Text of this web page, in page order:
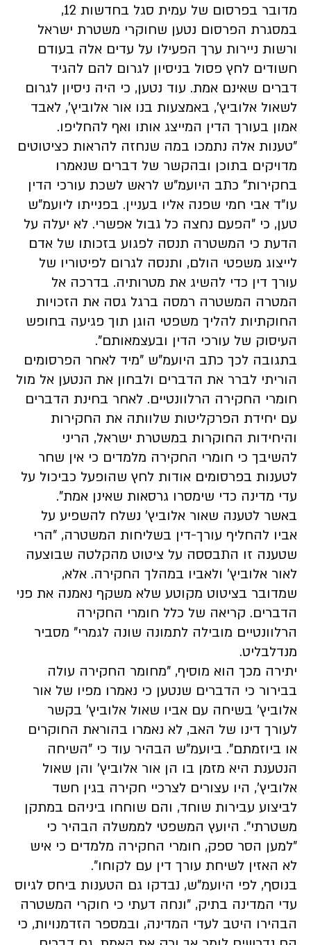
מדובר בפרסום של עמית סגל בחדשות 12,
במסגרת הפרסום נטען שחוקרי משטרת ישראל
ורשות ניירות ערך הפעילו על עדים אלה בעודם
חשודים לחץ פסול בניסיון לגרום להם להגיד
דברים שאינם אמת. עוד נטען, כי היה ניסיון לגרום
לשאול אלוביץ', באמצעות בנו אור אלוביץ', לאבד
אמון בעורך הדין המייצג אותו ואף להחליפו.
"טענות אלה נתמכו במה שנחזה להראות כציטוטים
מדויקים בתוכן ובהקשר של דברים שנאמרו
בחקירות" כתב היועמ"ש לראש לשכת עורכי הדין
עו"ד אבי חמי שפנה אליו בעניין. בפנייתו ליועמ"ש
טען, כי "הפעם נחצה כל גבול אפשרי. לא יעלה על
הדעת כי המשטרה תנסה לפגוע בזכותו של אדם
לייצוג משפטי הולם, ותנסה לגרום לפיטוריו של
עורך דין כדי להשיג את מטרותיה. בדרכה אל
המטרה המשטרה רמסה ברגל גסה את הזכויות
החוקתיות להליך משפטי הוגן תוך פגיעה בחופש
העיסוק של עורכי הדין ובעצמאותם".
בתגובה לכך כתב היועמ"ש "מיד לאחר הפרסומים
הוריתי לברר את הדברים ולבחון את הנטען אל מול
חומרי החקירה הרלוונטיים. לאחר בחינת הדברים
עם יחידת הפרקליטות שלוותה את החקירות
והיחידות החוקרות במשטרת ישראל, הריני
להשיבך כי חומרי החקירה מלמדים כי אין שחר
לטענות בפרסומים אודות לחץ שהופעל כביכול על
עדי מדינה כדי שימסרו גרסאות שאינן אמת".
באשר לטענה שאור אלוביץ' נשלח להשפיע על
אביו להחליף עורך-דין בשליחות המשטרה, "הרי
שטענה זו התבססה על ציטוט מהקלטה שבוצעה
לאור אלוביץ' ולאביו במהלך החקירה. אלא,
שמדובר בציטוט מקוטע שלא משקף נאמנה את פני
הדברים. קריאה של כלל חומרי החקירה
הרלוונטיים מובילה לתמונה שונה לגמרי" מסביר
מנדלבליט.
יתירה מכך הוא מוסיף, "מחומר החקירה עולה
בבירור כי הדברים שנטען כי נאמרו מפיו של אור
אלוביץ' בשיחה עם אביו שאול אלוביץ' בקשר
לעורך דינו של האב, לא נאמרו בהוראת החוקרים
או ביוזמתם". ביועמ"ש הבהיר עוד כי "השיחה
הנטענת היא מזמן בו הן אור אלוביץ' והן שאול
אלוביץ', היו עצורים לצרכיי חקירה בגין חשד
לביצוע עבירות שוחד, והם שוחחו ביניהם במתקן
משטרתי". היועץ המשפטי לממשלה הבהיר כי
"למען הסר ספק, חומרי החקירה מלמדים כי איש
לא האזין לשיחת עורך דין עם לקוחו".
בנוסף, לפי היועמ"ש, נבדקו גם הטענות ביחס לגיוס
עדי המדינה בתיק, "ונחה דעתי כי חוקרי המשטרה
הבהירו היטב לעדי המדינה, ובמספר הזדמנויות, כי